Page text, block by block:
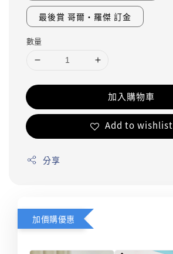
最後賞 哥爾·羅傑 訂金
數量
加入購物車
Add to wishlist
分享
加價購優惠